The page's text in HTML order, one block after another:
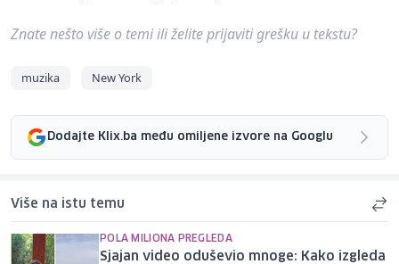
Znate nešto više o temi ili želite prijaviti grešku u tekstu?
muzika New York
Dodajte Klix.ba među omiljene izvore na Googlu
Više na istu temu
POLA MILIONA PREGLEDA
Sjajan video oduševio mnoge: Kako izgleda